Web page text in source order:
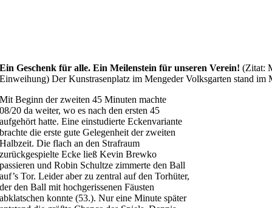
Ein Geschenk für alle. Ein Meilenstein für unseren Verein! (Zitat:
Einweihung) Der Kunstrasenplatz im Mengeder Volksgarten stand
Mit Beginn der zweiten 45 Minuten machte
08/20 da weiter, wo es nach den ersten 45
aufgehört hatte. Eine einstudierte Eckenvariante
brachte die erste gute Gelegenheit der zweiten
Halbzeit. Die flach an den Strafraum
zurückgespielte Ecke ließ Kevin Brewko
passieren und Robin Schultze zimmerte den Ball
auf’s Tor. Leider aber zu zentral auf den Torhüter,
der den Ball mit hochgerissenen Fäusten
abklatschen konnte (53.). Nur eine Minute später